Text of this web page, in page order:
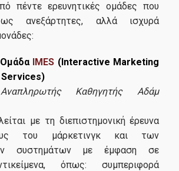
πέντε ερευνητικές ομάδες που
ως ανεξάρτητες, αλλά ισχυρά
Ομάδα IMES (Interactive Marketing
Αναπληρωτής ΚαθηγητήςΑδάμ
με τη διεπιστημονική έρευνα
του μάρ­κετινγκ και των
συστημάτων με έμφαση σε
όπως: συμπεριφορά